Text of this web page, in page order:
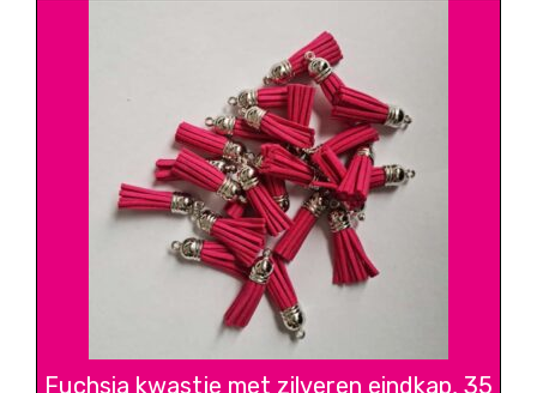
Fuchsia kwastje met zilveren eindkap, 35